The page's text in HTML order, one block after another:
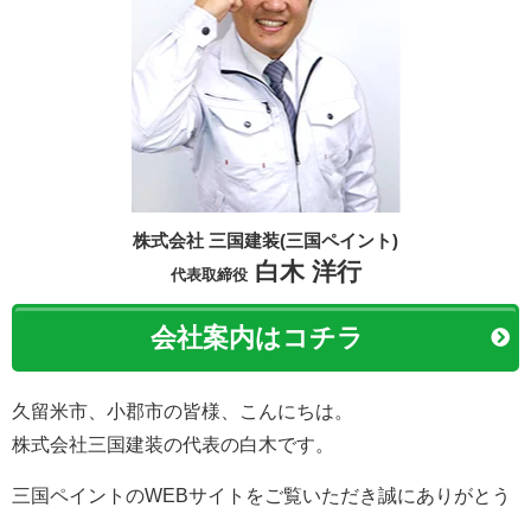
株式会社 三国建装(三国ペイント)
代表取締役白木 洋行
会社案内はコチラ
久留米市、小郡市の皆様、こんにちは。
株式会社三国建装の代表の白木です。